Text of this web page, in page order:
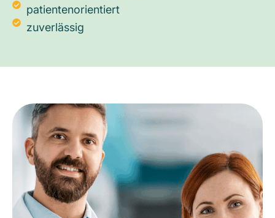
patientenorientiert
zuverlässig